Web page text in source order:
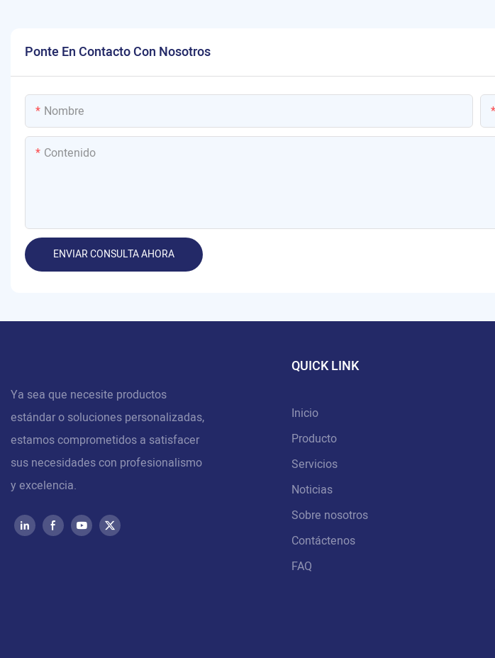
Ponte En Contacto Con Nosotros
Nombre
Contenido
ENVIAR CONSULTA AHORA
Ya sea que necesite productos
estándar o soluciones personalizadas,
estamos comprometidos a satisfacer
sus necesidades con profesionalismo
y excelencia.
QUICK LINK
Inicio
Producto
Servicios
Noticias
Sobre nosotros
Contáctenos
FAQ